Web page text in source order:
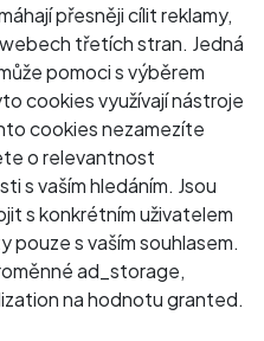
přesněji cílit reklamy,
třetích stran. Jedná
pomoci s výběrem
cookies využívají nástroje
cookies nezamezíte
o relevantnost
s vaším hledáním. Jsou
s konkrétním uživatelem
pouze s vaším souhlasem.
ad_storage,
na hodnotu granted.